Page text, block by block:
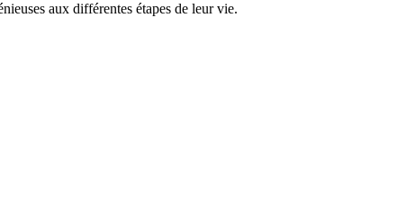
aux différentes étapes de leur vie.